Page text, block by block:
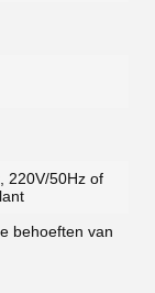
220V/50Hz of
behoeften van